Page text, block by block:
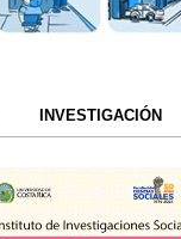
INVESTIGACIÓN